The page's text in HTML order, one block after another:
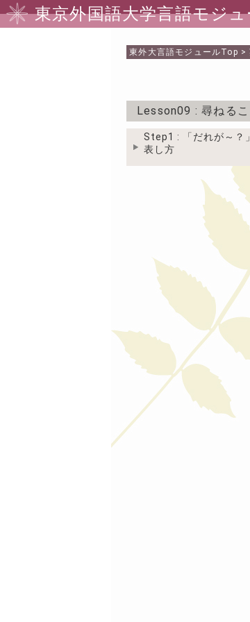
東京外国語大学言語モジ
東外大言語モジュールTop >
Lesson09 : 尋ねる
Step1 : 「だれが～？
表し方